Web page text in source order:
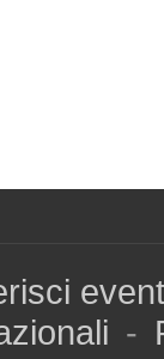
-